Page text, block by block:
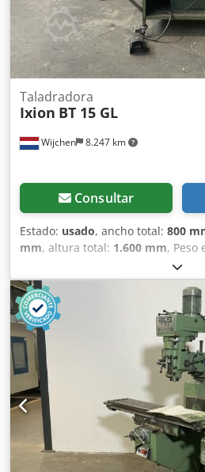
para las empresas Dodpfx Ahszry
aceptación de equipos usados
tipo de maquinaria industrial
Wijchen 8.247 km
Taladradora
Ixion BT 15 GL
Consultar
Estado: usado, ancho total: 800
mm, altura total: 1.600 mm, Peso
Máquina roscadora y taladradora
disponible: No - Certificado CE:
132832 - Control: Convencional -
Longitud de mesa [mm]: 290
Anchura de mesa [mm]: 225 -
[rpm]: 320 - Velocidad máxima
Dimensiones de transporte: 1250
mm (largo x ancho x alto) - Peso
Información financiera IVA: El
IVA / Régimen de margen
para empresarios Entrega e
cualquier momento para todo
Lukas van Rossum